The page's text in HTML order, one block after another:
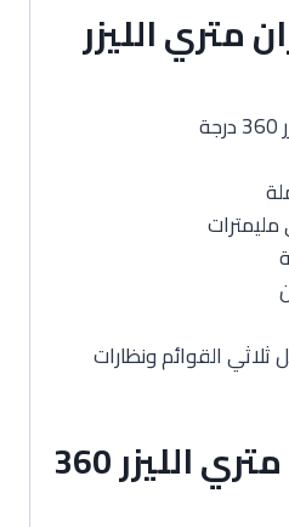
متري الليزر
القوائم ونظارات
مميزات ميزان متري الليزر 360